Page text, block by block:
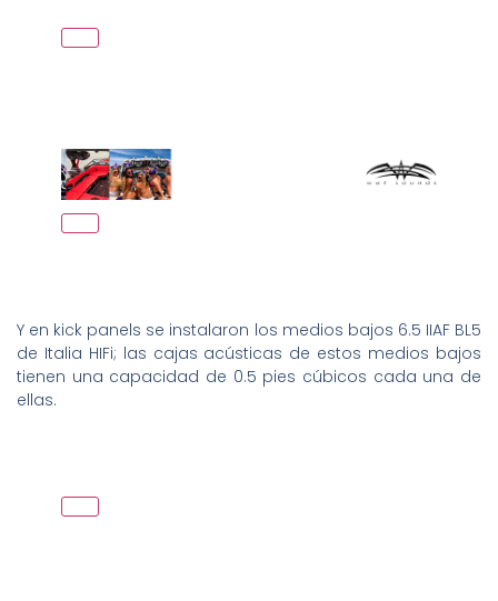
Y en kick panels se instalaron los medios bajos 6.5 IIAF BL5
de Italia HIFi; las cajas acústicas de estos medios bajos
tienen una capacidad de 0.5 pies cúbicos cada una de
ellas.